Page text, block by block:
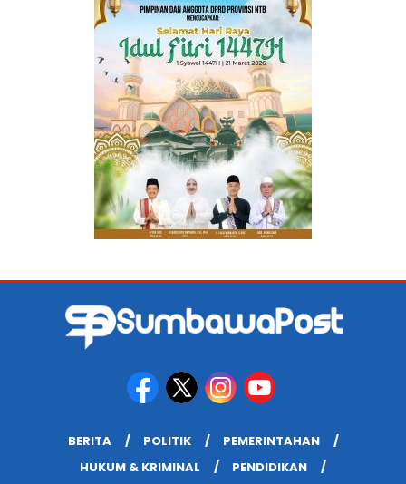
BERITA POLITIK
PEMERINTAHAN
HUKUM & KRIMINAL
PENDIDIKAN